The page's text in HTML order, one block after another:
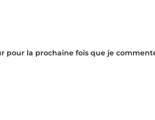
pour la prochaine fois que je